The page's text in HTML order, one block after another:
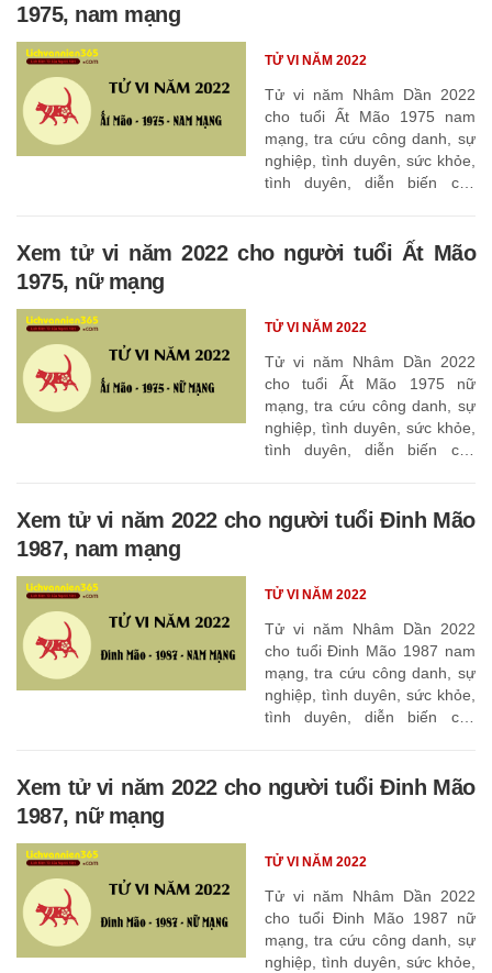
1975, nam mạng
Tử vi năm Nhâm Dần 2022
cho tuổi Ất Mão 1975 nam
mạng, tra cứu công danh, sự
nghiệp, tình duyên, sức khỏe,
tình duyên, diễn biến các
TỬ VI NĂM 2022
Xem tử vi năm 2022 cho người tuổi Ất Mão
1975, nữ mạng
Tử vi năm Nhâm Dần 2022
cho tuổi Ất Mão 1975 nữ
mạng, tra cứu công danh, sự
nghiệp, tình duyên, sức khỏe,
tình duyên, diễn biến các
TỬ VI NĂM 2022
Xem tử vi năm 2022 cho người tuổi Đinh Mão
1987, nam mạng
Tử vi năm Nhâm Dần 2022
cho tuổi Đinh Mão 1987 nam
mạng, tra cứu công danh, sự
nghiệp, tình duyên, sức khỏe,
tình duyên, diễn biến các
TỬ VI NĂM 2022
Xem tử vi năm 2022 cho người tuổi Đinh Mão
1987, nữ mạng
Tử vi năm Nhâm Dần 2022
cho tuổi Đinh Mão 1987 nữ
mạng, tra cứu công danh, sự
nghiệp, tình duyên, sức khỏe,
TỬ VI NĂM 2022